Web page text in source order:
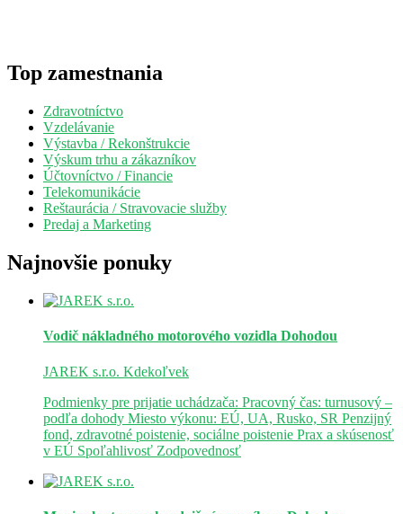
Top zamestnania
Zdravotníctvo
Vzdelávanie
Výstavba / Rekonštrukcie
Výskum trhu a zákazníkov
Účtovníctvo / Financie
Telekomunikácie
Reštaurácia / Stravovacie služby
Predaj a Marketing
Najnovšie ponuky
Vodič nákladného motorového vozidla Dohodou
JAREK s.r.o. Kdekoľvek
Podmienky pre prijatie uchádzača: Pracovný čas: turnusový –
podľa dohody Miesto výkonu: EÚ, UA, Rusko, SR Penzijný
fond, zdravotné poistenie, sociálne poistenie Prax a skúsenosť
v EÚ Spoľahlivosť Zodpovednosť